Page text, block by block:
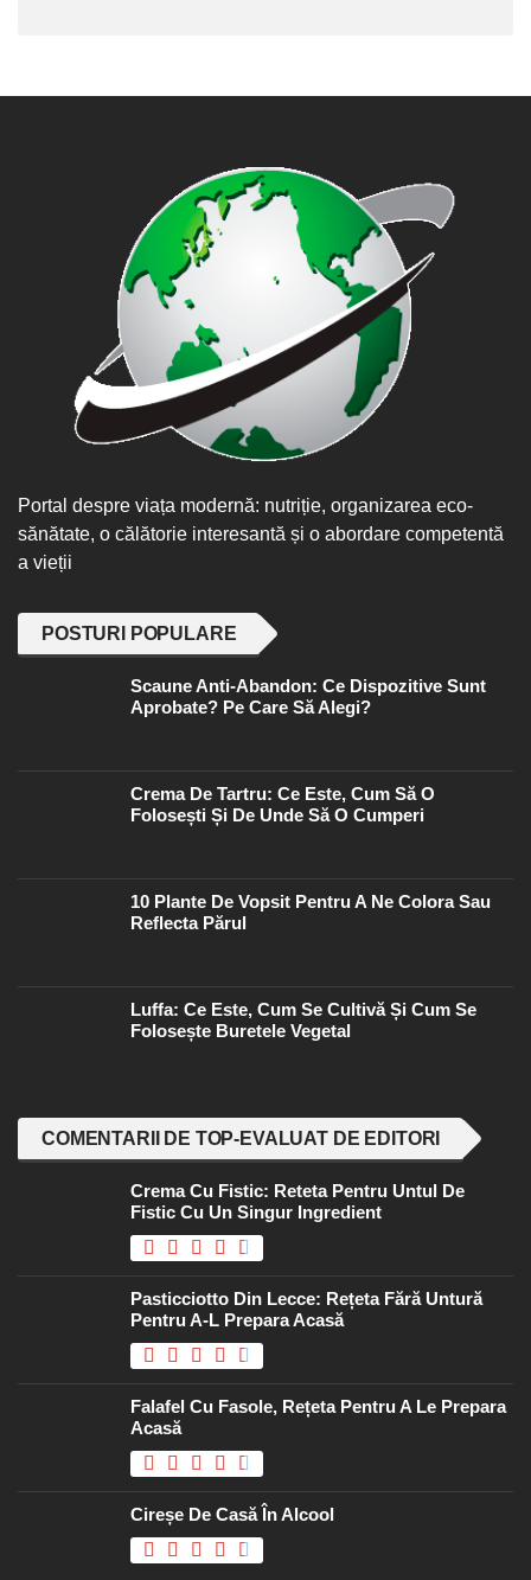
Portal despre viața modernă: nutriție, organizarea eco-
sănătate, o călătorie interesantă și o abordare competentă
a vieții
POSTURI POPULARE
Scaune Anti-Abandon: Ce Dispozitive Sunt
Aprobate? Pe Care Să Alegi?
Crema De Tartru: Ce Este, Cum Să O
Folosești Și De Unde Să O Cumperi
10 Plante De Vopsit Pentru A Ne Colora Sau
Reflecta Părul
Luffa: Ce Este, Cum Se Cultivă Și Cum Se
Folosește Buretele Vegetal
COMENTARII DE TOP-EVALUAT DE EDITORI
Crema Cu Fistic: Reteta Pentru Untul De
Fistic Cu Un Singur Ingredient
Pasticciotto Din Lecce: Rețeta Fără Untură
Pentru A-L Prepara Acasă
Falafel Cu Fasole, Rețeta Pentru A Le Prepara
Acasă
Cireșe De Casă În Alcool